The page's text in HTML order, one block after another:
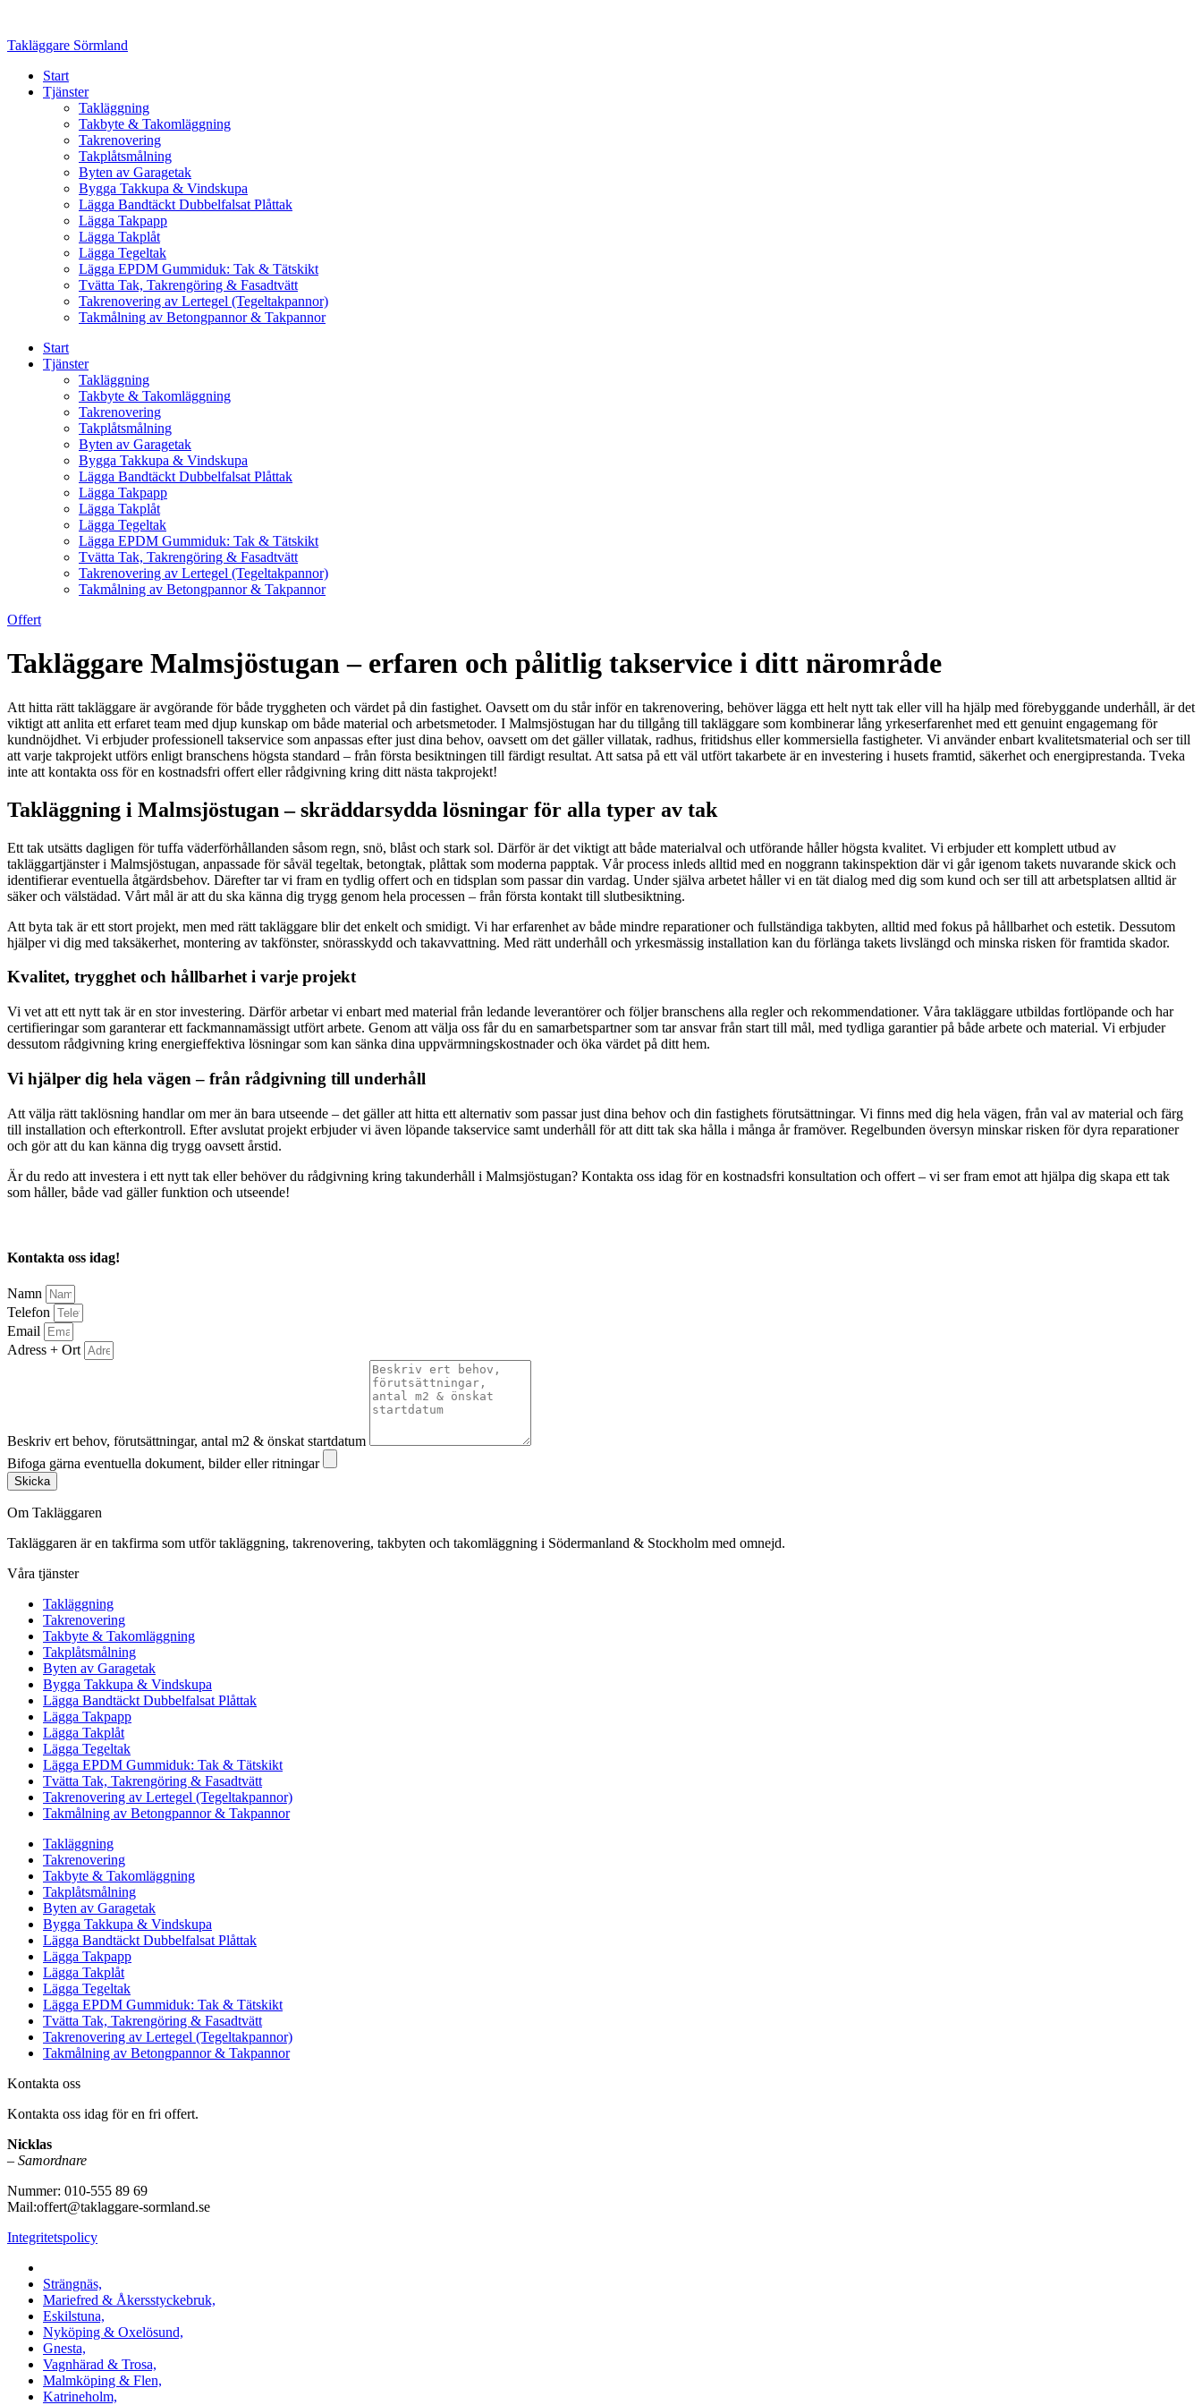
content
Takläggare Sörmland
Start
Tjänster
Takläggning
Takbyte & Takomläggning
Takrenovering
Takplåtsmålning
Byten av Garagetak
Bygga Takkupa & Vindskupa
Lägga Bandtäckt Dubbelfalsat Plåttak
Lägga Takpapp
Lägga Takplåt
Lägga Tegeltak
Lägga EPDM Gummiduk: Tak & Tätskikt
Tvätta Tak, Takrengöring & Fasadtvätt
Takrenovering av Lertegel (Tegeltakpannor)
Takmålning av Betongpannor & Takpannor
Start
Tjänster
Takläggning
Takbyte & Takomläggning
Takrenovering
Takplåtsmålning
Byten av Garagetak
Bygga Takkupa & Vindskupa
Lägga Bandtäckt Dubbelfalsat Plåttak
Lägga Takpapp
Lägga Takplåt
Lägga Tegeltak
Lägga EPDM Gummiduk: Tak & Tätskikt
Tvätta Tak, Takrengöring & Fasadtvätt
Takrenovering av Lertegel (Tegeltakpannor)
Takmålning av Betongpannor & Takpannor
Offert
Takläggare Malmsjöstugan – erfaren och pålitlig takservice i ditt närområde
Att hitta rätt takläggare är avgörande för både tryggheten och värdet på din fastighet. Oavsett om du står inför en takrenovering, behöver lägga ett helt nytt tak eller vill ha hjälp med förebyggande underhåll, är det
viktigt att anlita ett erfaret team med djup kunskap om både material och arbetsmetoder. I Malmsjöstugan har du tillgång till takläggare som kombinerar lång yrkeserfarenhet med ett genuint engagemang för
kundnöjdhet. Vi erbjuder professionell takservice som anpassas efter just dina behov, oavsett om det gäller villatak, radhus, fritidshus eller kommersiella fastigheter. Vi använder enbart kvalitetsmaterial och ser till
att varje takprojekt utförs enligt branschens högsta standard – från första besiktningen till färdigt resultat. Att satsa på ett väl utfört takarbete är en investering i husets framtid, säkerhet och energiprestanda. Tveka
inte att kontakta oss för en kostnadsfri offert eller rådgivning kring ditt nästa takprojekt!
Takläggning i Malmsjöstugan – skräddarsydda lösningar för alla typer av tak
Ett tak utsätts dagligen för tuffa väderförhållanden såsom regn, snö, blåst och stark sol. Därför är det viktigt att både materialval och utförande håller högsta kvalitet. Vi erbjuder ett komplett utbud av
takläggartjänster i Malmsjöstugan, anpassade för såväl tegeltak, betongtak, plåttak som moderna papptak. Vår process inleds alltid med en noggrann takinspektion där vi går igenom takets nuvarande skick och
identifierar eventuella åtgärdsbehov. Därefter tar vi fram en tydlig offert och en tidsplan som passar din vardag. Under själva arbetet håller vi en tät dialog med dig som kund och ser till att arbetsplatsen alltid är
säker och välstädad. Vårt mål är att du ska känna dig trygg genom hela processen – från första kontakt till slutbesiktning.
Att byta tak är ett stort projekt, men med rätt takläggare blir det enkelt och smidigt. Vi har erfarenhet av både mindre reparationer och fullständiga takbyten, alltid med fokus på hållbarhet och estetik. Dessutom
hjälper vi dig med taksäkerhet, montering av takfönster, snörasskydd och takavvattning. Med rätt underhåll och yrkesmässig installation kan du förlänga takets livslängd och minska risken för framtida skador.
Kvalitet, trygghet och hållbarhet i varje projekt
Vi vet att ett nytt tak är en stor investering. Därför arbetar vi enbart med material från ledande leverantörer och följer branschens alla regler och rekommendationer. Våra takläggare utbildas fortlöpande och har
certifieringar som garanterar ett fackmannamässigt utfört arbete. Genom att välja oss får du en samarbetspartner som tar ansvar från start till mål, med tydliga garantier på både arbete och material. Vi erbjuder
dessutom rådgivning kring energieffektiva lösningar som kan sänka dina uppvärmningskostnader och öka värdet på ditt hem.
Vi hjälper dig hela vägen – från rådgivning till underhåll
Att välja rätt taklösning handlar om mer än bara utseende – det gäller att hitta ett alternativ som passar just dina behov och din fastighets förutsättningar. Vi finns med dig hela vägen, från val av material och färg
till installation och efterkontroll. Efter avslutat projekt erbjuder vi även löpande takservice samt underhåll för att ditt tak ska hålla i många år framöver. Regelbunden översyn minskar risken för dyra reparationer
och gör att du kan känna dig trygg oavsett årstid.
Är du redo att investera i ett nytt tak eller behöver du rådgivning kring takunderhåll i Malmsjöstugan? Kontakta oss idag för en kostnadsfri konsultation och offert – vi ser fram emot att hjälpa dig skapa ett tak
som håller, både vad gäller funktion och utseende!
Kontakta oss idag!
Namn
Telefon
Email
Adress + Ort
Beskriv ert behov, förutsättningar, antal m2 & önskat startdatum
Bifoga gärna eventuella dokument, bilder eller ritningar
Skicka
Om Takläggaren
Takläggaren är en takfirma som utför takläggning, takrenovering, takbyten och takomläggning i Södermanland & Stockholm med omnejd.
Våra tjänster
Takläggning
Takrenovering
Takbyte & Takomläggning
Takplåtsmålning
Byten av Garagetak
Bygga Takkupa & Vindskupa
Lägga Bandtäckt Dubbelfalsat Plåttak
Lägga Takpapp
Lägga Takplåt
Lägga Tegeltak
Lägga EPDM Gummiduk: Tak & Tätskikt
Tvätta Tak, Takrengöring & Fasadtvätt
Takrenovering av Lertegel (Tegeltakpannor)
Takmålning av Betongpannor & Takpannor
Takläggning
Takrenovering
Takbyte & Takomläggning
Takplåtsmålning
Byten av Garagetak
Bygga Takkupa & Vindskupa
Lägga Bandtäckt Dubbelfalsat Plåttak
Lägga Takpapp
Lägga Takplåt
Lägga Tegeltak
Lägga EPDM Gummiduk: Tak & Tätskikt
Tvätta Tak, Takrengöring & Fasadtvätt
Takrenovering av Lertegel (Tegeltakpannor)
Takmålning av Betongpannor & Takpannor
Kontakta oss
Kontakta oss idag för en fri offert.
Nicklas
– Samordnare
Nummer: 010-555 89 69
Mail:offert@taklaggare-sormland.se
Integritetspolicy
Strängnäs,
Mariefred & Åkersstyckebruk,
Eskilstuna,
Nyköping & Oxelösund,
Gnesta,
Vagnhärad & Trosa,
Malmköping & Flen,
Katrineholm,